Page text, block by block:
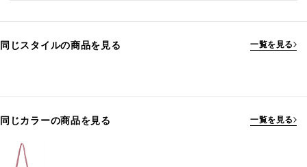
同じスタイルの商品を見る 一覧を見る
同じカラーの商品を見る 一覧を見る